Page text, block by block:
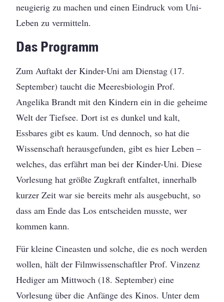
neugierig zu machen und einen Eindruck vom Uni-
Leben zu vermitteln.
Das Programm
Zum Auftakt der Kinder-Uni am Dienstag (17.
September) taucht die Meeresbiologin Prof.
Angelika Brandt mit den Kindern ein in die geheime
Welt der Tiefsee. Dort ist es dunkel und kalt,
Essbares gibt es kaum. Und dennoch, so hat die
Wissenschaft herausgefunden, gibt es hier Leben –
welches, das erfährt man bei der Kinder-Uni. Diese
Vorlesung hat größte Zugkraft entfaltet, innerhalb
kurzer Zeit war sie bereits mehr als ausgebucht, so
dass am Ende das Los entscheiden musste, wer
kommen kann.
Für kleine Cineasten und solche, die es noch werden
wollen, hält der Filmwissenschaftler Prof. Vinzenz
Hediger am Mittwoch (18. September) eine
Vorlesung über die Anfänge des Kinos. Unter dem